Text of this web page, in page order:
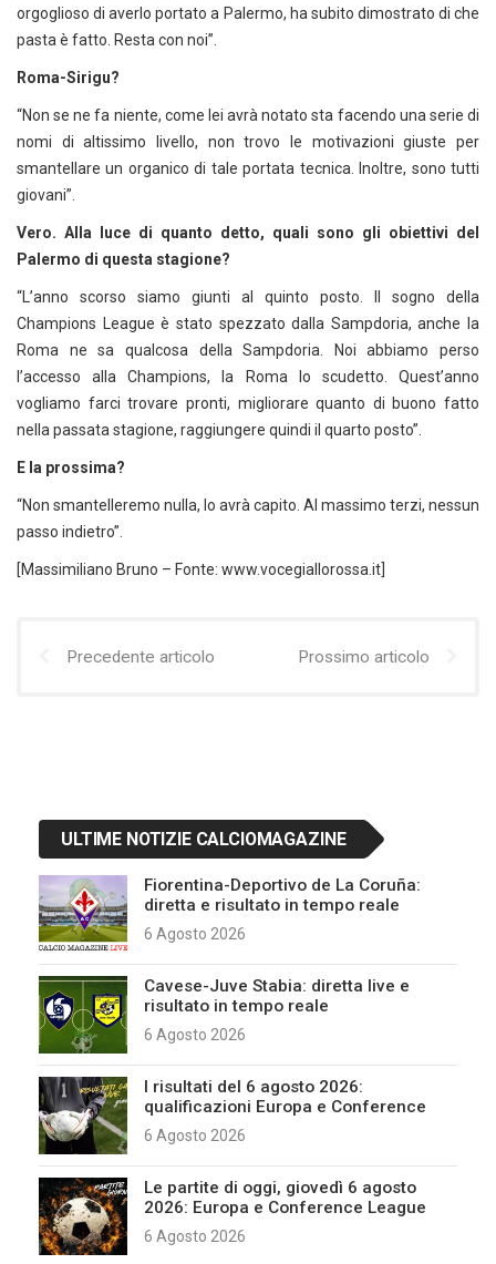
orgoglioso di averlo portato a Palermo, ha subito dimostrato di che
pasta è fatto. Resta con noi”.
Roma-Sirigu?
“Non se ne fa niente, come lei avrà notato sta facendo una serie di
nomi di altissimo livello, non trovo le motivazioni giuste per
smantellare un organico di tale portata tecnica. Inoltre, sono tutti
giovani”.
Vero. Alla luce di quanto detto, quali sono gli obiettivi del
Palermo di questa stagione?
“L’anno scorso siamo giunti al quinto posto. Il sogno della
Champions League è stato spezzato dalla Sampdoria, anche la
Roma ne sa qualcosa della Sampdoria. Noi abbiamo perso
l’accesso alla Champions, la Roma lo scudetto. Quest’anno
vogliamo farci trovare pronti, migliorare quanto di buono fatto
nella passata stagione, raggiungere quindi il quarto posto”.
E la prossima?
“Non smantelleremo nulla, lo avrà capito. Al massimo terzi, nessun
passo indietro”.
[Massimiliano Bruno – Fonte: www.vocegiallorossa.it]
Precedente articolo Prossimo articolo
ULTIME NOTIZIE CALCIOMAGAZINE
Fiorentina-Deportivo de La Coruña:
diretta e risultato in tempo reale
6 Agosto 2026
Cavese-Juve Stabia: diretta live e
risultato in tempo reale
6 Agosto 2026
I risultati del 6 agosto 2026:
qualificazioni Europa e Conference
6 Agosto 2026
Le partite di oggi, giovedì 6 agosto
2026: Europa e Conference League
6 Agosto 2026